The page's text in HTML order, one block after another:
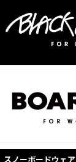
スノーボードウェア